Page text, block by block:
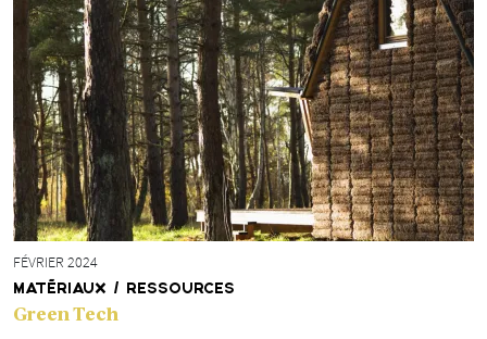
FÉVRIER 2024
MATÉRIAUX / RESSOURCES
Green Tech